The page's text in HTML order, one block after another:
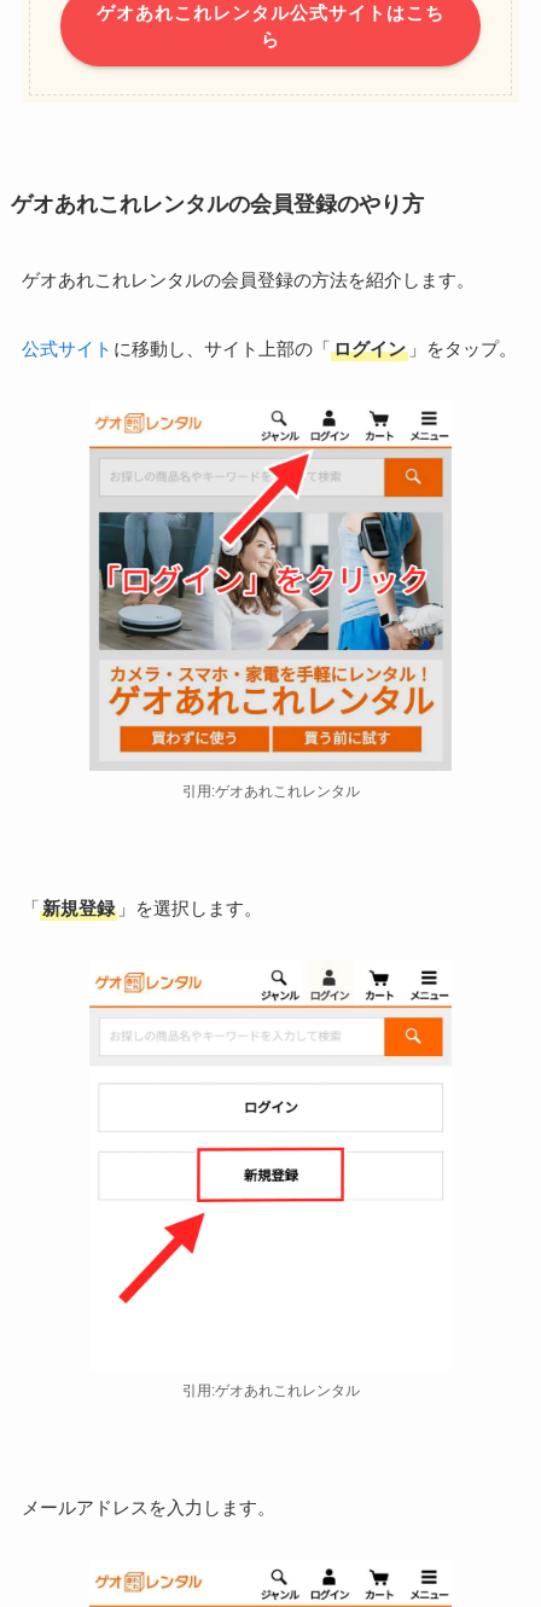
ゲオあれこれレンタル公式サイトはこち
ら
ゲオあれこれレンタルの会員登録のやり方
ゲオあれこれレンタルの会員登録の方法を紹介します。
公式サイト に移動し、サイト上部の「ログイン」をタップ。
引用:ゲオあれこれレンタル
「新規登録」を選択します。
引用:ゲオあれこれレンタル
メールアドレスを入力します。